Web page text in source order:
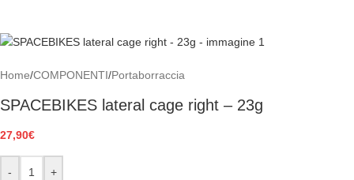
Home/COMPONENTI/Portaborraccia
SPACEBIKES lateral cage right – 23g
27,90€
- +